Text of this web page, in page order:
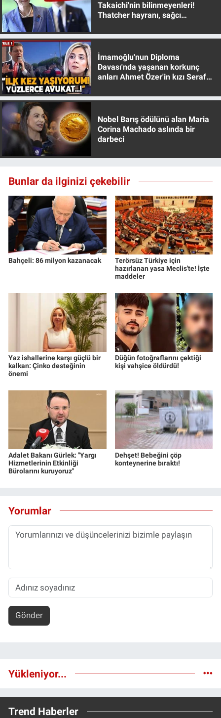
Takaichi'nin bilinmeyenleri!
Thatcher hayranı, sağcı
İmamoğlu'nun Diploma
Davası'nda yaşanan korkunç
anları Ahmet Özer'in kızı Seraf
Nobel Barış ödülünü alan Maria
Corina Machado aslında bir
darbeci
Bunlar da ilginizi çekebilir
Bahçeli: 86 milyon kazanacak
Terörsüz Türkiye için
hazırlanan yasa Meclis'te! İşte
maddeler
Yaz ishallerine karşı güçlü bir
kalkan: Çinko desteğinin
önemi
Düğün fotoğraflarını çektiği
kişi vahşice öldürdü!
Adalet Bakanı Gürlek: "Yargı
Hizmetlerinin Etkinliği
Bürolarını kuruyoruz"
Dehşet! Bebeğini çöp
konteynerine bıraktı!
Yorumlar
Gönder
Yükleniyor...
Trend Haberler